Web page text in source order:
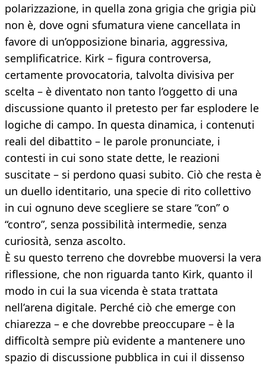
polarizzazione, in quella zona grigia che grigia più
non è, dove ogni sfumatura viene cancellata in
favore di un’opposizione binaria, aggressiva,
semplificatrice. Kirk – figura controversa,
certamente provocatoria, talvolta divisiva per
scelta – è diventato non tanto l’oggetto di una
discussione quanto il pretesto per far esplodere le
logiche di campo. In questa dinamica, i contenuti
reali del dibattito – le parole pronunciate, i
contesti in cui sono state dette, le reazioni
suscitate – si perdono quasi subito. Ciò che resta è
un duello identitario, una specie di rito collettivo
in cui ognuno deve scegliere se stare “con” o
“contro”, senza possibilità intermedie, senza
curiosità, senza ascolto.
È su questo terreno che dovrebbe muoversi la vera
riflessione, che non riguarda tanto Kirk, quanto il
modo in cui la sua vicenda è stata trattata
nell’arena digitale. Perché ciò che emerge con
chiarezza – e che dovrebbe preoccupare – è la
difficoltà sempre più evidente a mantenere uno
spazio di discussione pubblica in cui il dissenso